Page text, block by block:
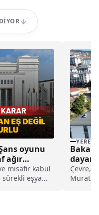
oyunu
ağır
misafir kabul
eşya
YEREL
Bakan
ilişkin
Çevre,
Murat